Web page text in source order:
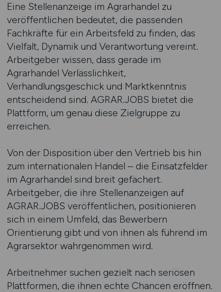
Eine Stellenanzeige im Agrarhandel zu
veröffentlichen bedeutet, die passenden
Fachkräfte für ein Arbeitsfeld zu finden, das
Vielfalt, Dynamik und Verantwortung vereint.
Arbeitgeber wissen, dass gerade im
Agrarhandel Verlässlichkeit,
Verhandlungsgeschick und Marktkenntnis
entscheidend sind. AGRAR.JOBS bietet die
Plattform, um genau diese Zielgruppe zu
erreichen.
Von der Disposition über den Vertrieb bis hin
zum internationalen Handel – die Einsatzfelder
im Agrarhandel sind breit gefächert.
Arbeitgeber, die ihre Stellenanzeigen auf
AGRAR.JOBS veröffentlichen, positionieren
sich in einem Umfeld, das Bewerbern
Orientierung gibt und von ihnen als führend im
Agrarsektor wahrgenommen wird.
Arbeitnehmer suchen gezielt nach seriösen
Plattformen, die ihnen echte Chancen eröffnen.